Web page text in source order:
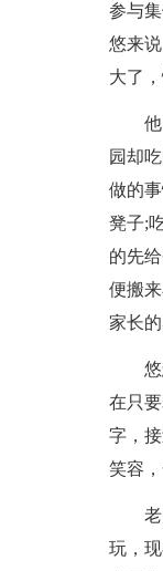
参与
悠来
大了
园却
做的
凳子;
的先
便搬
家长
在只
字，
笑容
玩，